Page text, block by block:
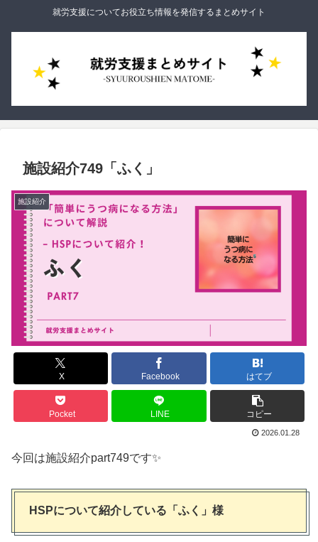
就労支援についてお役立ち情報を発信するまとめサイト
施設紹介749「ふく」
施設紹介
X Facebook はてブ
Pocket LINE コピー
2026.01.28
今回は施設紹介part749です✨
HSPについて紹介している「ふく」様